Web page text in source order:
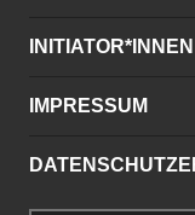
IMPRESSUM